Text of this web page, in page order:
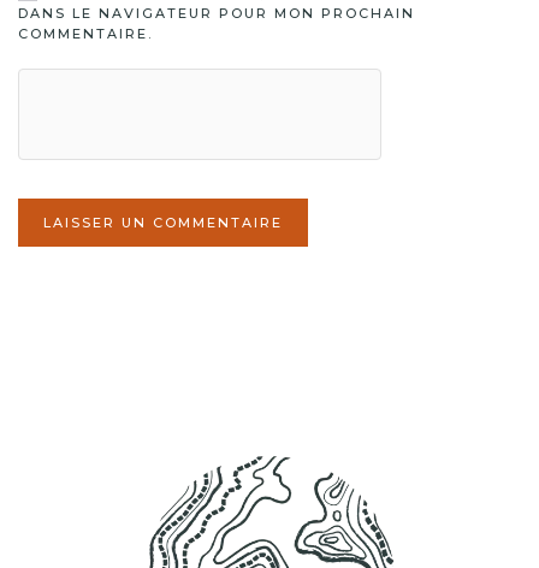
DANS LE NAVIGATEUR POUR MON PROCHAIN
COMMENTAIRE.
LAISSER UN COMMENTAIRE